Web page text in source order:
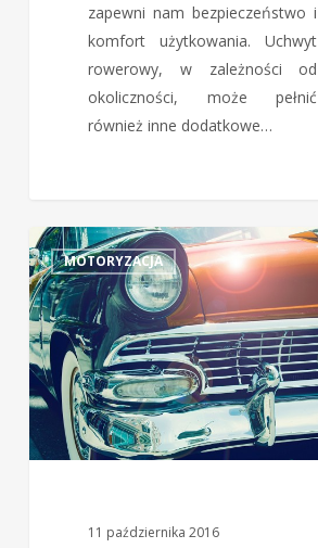
zapewni nam bezpieczeństwo i
komfort użytkowania. Uchwyt
rowerowy, w zależności od
okoliczności, może pełnić
również inne dodatkowe…
MOTORYZACJA
11 października 2016